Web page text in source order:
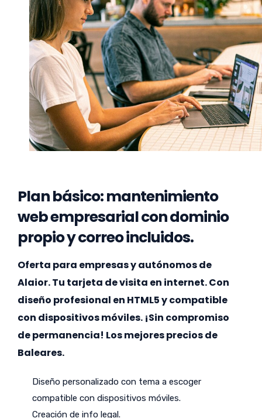
Plan básico: mantenimiento
web empresarial con dominio
propio y correo incluidos.
Oferta para empresas y autónomos de
Alaior. Tu tarjeta de visita en internet. Con
diseño profesional en HTML5 y compatible
con dispositivos móviles. ¡Sin compromiso
de permanencia! Los mejores precios de
Baleares.
Diseño personalizado con tema a escoger
compatible con dispositivos móviles.
Creación de info legal.